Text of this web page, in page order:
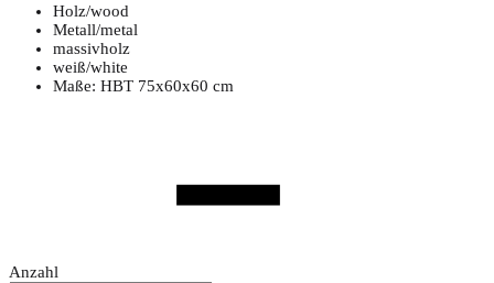
Holz/wood
Metall/metal
massivholz
weiß/white
Maße: HBT 75x60x60 cm
Anzahl